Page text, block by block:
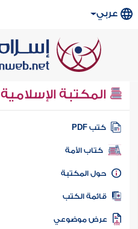
عربي
المكتبة الإسلامية
كتب PDF
كتاب الأمة
المكتبة
الكتب